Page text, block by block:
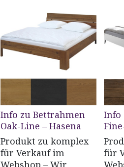
Info zu Bettrahmen
Oak-Line – Hasena
Produkt zu komplex
für Verkauf im
Webshop – Wir
Info
für